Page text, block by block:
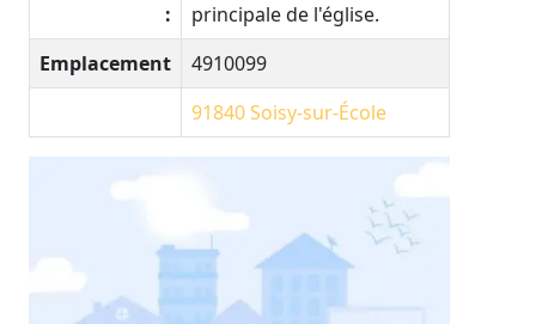
:
principale de l'église.
Emplacement
4910099
91840Soisy-sur-École